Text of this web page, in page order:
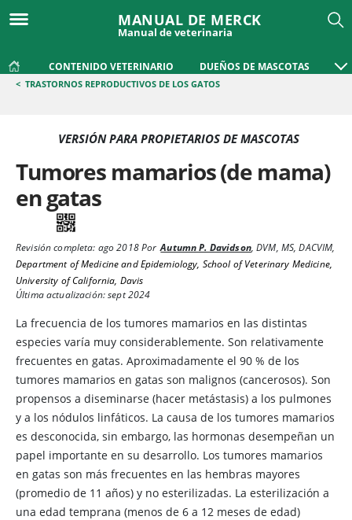
MANUAL DE MERCK
Manual de veterinaria
CONTENIDO VETERINARIO DUEÑOS DE MASCOTAS
< TRASTORNOS REPRODUCTIVOS DE LOS GATOS
VERSIÓN PARA PROPIETARIOS DE MASCOTAS
Tumores mamarios (de mama)
en gatas
Revisión completa: ago 2018Por Autumn P. Davidson,DVM, MS, DACVIM,
Department of Medicine and Epidemiology, School of Veterinary Medicine,
University of California, Davis
Última actualización: sept 2024
La frecuencia de los tumores mamarios en las distintas
especies varía muy considerablemente. Son relativamente
frecuentes en gatas. Aproximadamente el 90 % de los
tumores mamarios en gatas son malignos (cancerosos). Son
propensos a diseminarse (hacer metástasis) a los pulmones
y a los nódulos linfáticos. La causa de los tumores mamarios
es desconocida, sin embargo, las hormonas desempeñan un
papel importante en su desarrollo. Los tumores mamarios
en gatas son más frecuentes en las hembras mayores
(promedio de 11 años) y no esterilizadas. La esterilización a
una edad temprana (menos de 6 a 12 meses de edad)